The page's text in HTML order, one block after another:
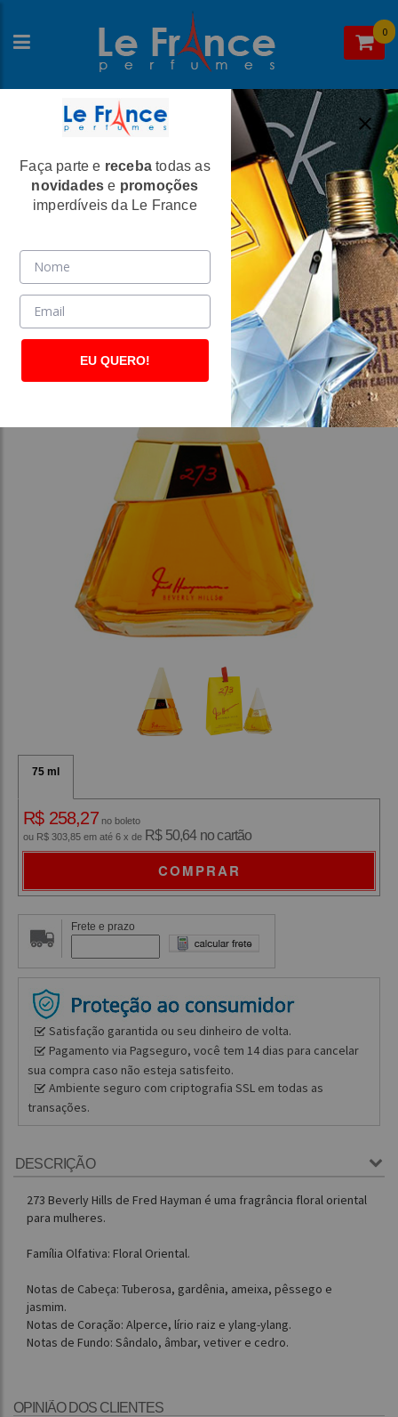
0
Home>Fred Hayman>Perfumes Femininos
273 Beverly Hills Feminino Eau de
Parfum - Fred Hayman
(1118)
75 ml
R$ 258,27 no boleto
ou R$ 303,85 em até 6 x de R$ 50,64 no cartão
COMPRAR
Frete e prazo
Satisfação garantida ou seu dinheiro de volta.
Pagamento via Pagseguro, você tem 14 dias para cancelar
sua compra caso não esteja satisfeito.
Ambiente seguro com criptografia SSL em todas as
transações.
DESCRIÇÃO
273 Beverly Hills de Fred Hayman é uma fragrância floral oriental
para mulheres.
Família Olfativa: Floral Oriental.
Notas de Cabeça: Tuberosa, gardênia, ameixa, pêssego e
jasmim.
Notas de Coração: Alperce, lírio raiz e ylang-ylang.
Notas de Fundo: Sândalo, âmbar, vetiver e cedro.
OPINIÃO DOS CLIENTES
Faça parte e receba todas as
novidades e promoções
imperdíveis da Le France
EU QUERO!